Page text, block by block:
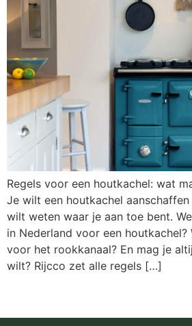
Regels voor een houtkachel: wat
Je wilt een houtkachel
wilt weten waar je aan toe bent.
in Nederland voor een houtkachel?
voor het rookkanaal? En mag je
wilt? Rijcco zet alle regels […]